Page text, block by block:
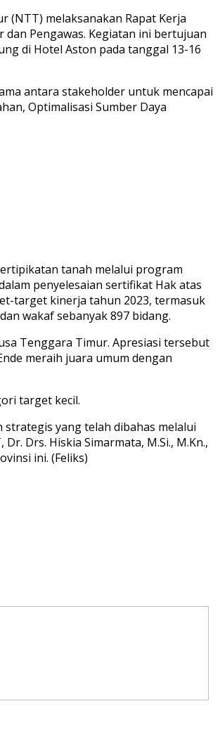
(NTT) melaksanakan Rapat Kerja
Pengawas. Kegiatan ini bertujuan
di Hotel Aston pada tanggal 13-16
antara stakeholder untuk mencapai
Optimalisasi Sumber Daya
tanah melalui program
penyelesaian sertifikat Hak atas
target kinerja tahun 2023, termasuk
wakaf sebanyak 897 bidang.
Tenggara Timur. Apresiasi tersebut
meraih juara umum dengan
target kecil.
yang telah dibahas melalui
Drs. Hiskia Simarmata, M.Si., M.Kn.,
ini. (Feliks)